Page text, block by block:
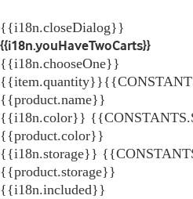
{{i18n.closeDialog}}
{{i18n.youHaveTwoCarts}}
{{i18n.chooseOne}}
{{product.name}}
{{i18n.color}}
{{product.color}}
{{i18n.storage}}
{{product.storage}}
{{i18n.included}}